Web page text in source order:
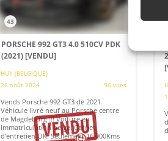
43
PORSCHE 992 GT3 4.0 510CV PDK
(2021)[VENDU]
HUY (BELGIQUE)
26 août 2024
96 vues
Vends Porsche 992 GT3 de 2021.
Véhicule livré neuf au Porsche centre
de Magdeburg !!! Voiture en
immatriculation belge. Carnet
d’entretien OK. Seulement 16.000Kms